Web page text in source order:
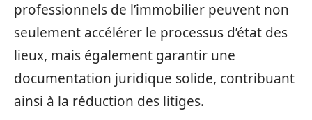
professionnels de l’immobilier peuvent non
seulement accélérer le processus d’état des
lieux, mais également garantir une
documentation juridique solide, contribuant
ainsi à la réduction des litiges.